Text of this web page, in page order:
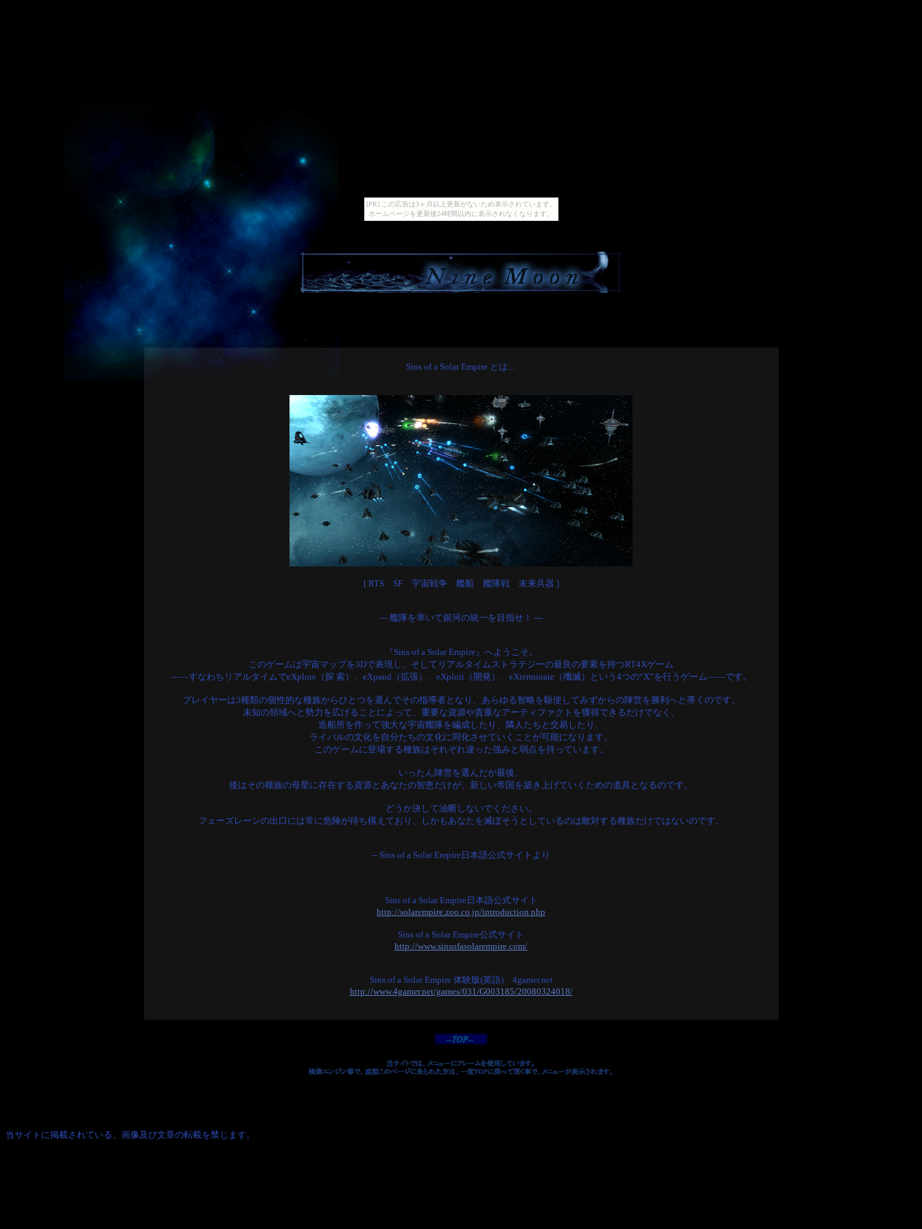
[PR] この広告は3ヶ月以上更新がないため表示されています。
ホームページを更新後24時間以内に表示されなくなります。
Sins of a Solar Empire とは…
[ RTS SF 宇宙戦争 艦船 艦隊戦 未来兵器 ]
--- 艦隊を率いて銀河の統一を目指せ！ ---
『Sins of a Solar Empire』へようこそ。
このゲームは宇宙マップを3Dで表現し、そしてリアルタイムストラテジーの最良の要素を持つRT4Xゲーム
――すなわちリアルタイムでeXplore（探 索）、eXpand（拡張）、eXploit（開発）、eXterminate（殲滅）という4つの“X”を行うゲーム――です。
プレイヤーは3種類の個性的な種族からひとつを選んでその指導者となり、あらゆる智略を駆使してみずからの陣営を勝利へと導くのです。
未知の領域へと勢力を広げることによって、重要な資源や貴重なアーティファクトを獲得できるだけでなく、
造船所を作って強大な宇宙艦隊を編成したり、隣人たちと交易したり、
ライバルの文化を自分たちの文化に同化させていくことが可能になります。
このゲームに登場する種族はそれぞれ違った強みと弱点を持っています。
いったん陣営を選んだが最後、
後はその種族の母星に存在する資源とあなたの智恵だけが、新しい帝国を築き上げていくための道具となるのです。
どうか決して油断しないでください。
フェーズレーンの出口には常に危険が待ち構えており、しかもあなたを滅ぼそうとしているのは敵対する種族だけではないのです。
-- Sins of a Solar Empire日本語公式サイトより
Sins of a Solar Empire日本語公式サイト
http://solarempire.zoo.co.jp/introduction.php
Sins of a Solar Empire公式サイト
http://www.sinsofasolarempire.com/
Sins of a Solar Empire 体験版(英語) 4gamer.net
http://www.4gamer.net/games/031/G003185/20080324018/
当サイトに掲載されている、画像及び文章の転載を禁じます。